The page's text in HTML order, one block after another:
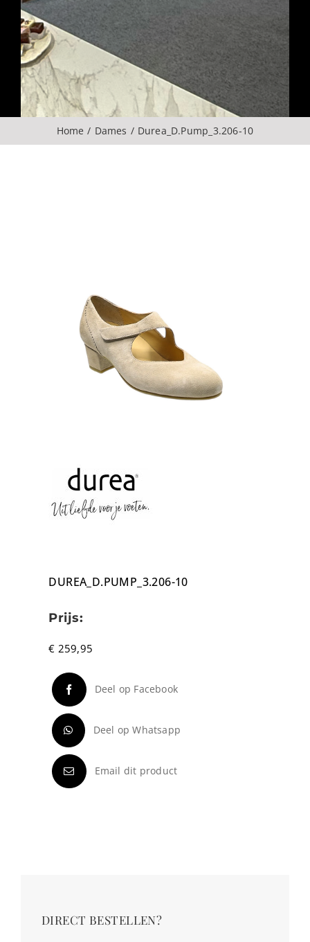
Over ons
CONTACT
Home Dames Durea_D.Pump_3.206-10
DUREA_D.PUMP_3.206-10
Prijs:
€ 259,95
Deel op Facebook
Deel op Whatsapp
Email dit product
DIRECT BESTELLEN?